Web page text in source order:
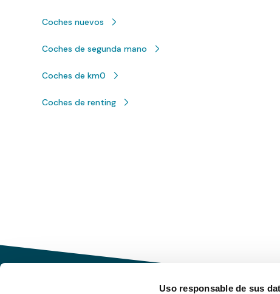
Uso responsable de sus
Coches nuevos
Coches de segunda mano
Coches de km0
Coches de renting